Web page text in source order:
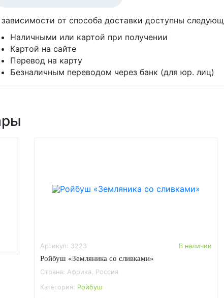
зависимости от способа доставки доступны
Наличными или картой при получении
Картой на сайте
Перевод на карту
Безналичным переводом через банк (для юр. лиц)
Артикул: 3223
В наличии
Ройбуш «Земляника со сливками»
Страна: Африка, Россия
Категория: Ройбуш